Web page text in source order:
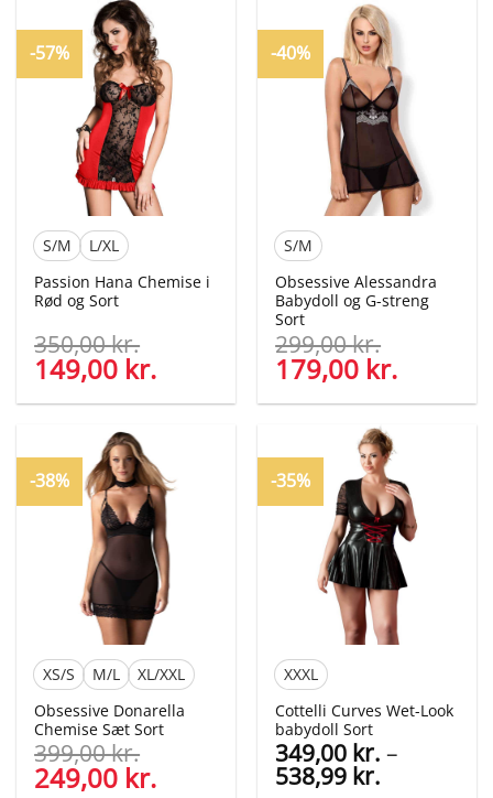
360,00 kr.. 149,00 kr.. 360,00 kr.. 169,00
-57%
S/M
L/XL
Passion Hana Chemise i
Rød og Sort
350,00kr.
Den
oprindelige
pris
350,00 kr..
149,00 kr.
aktuelle
pris
149,00 kr..
-40%
S/M
Obsessive Alessandra
Babydoll og G-streng
Sort
299,00kr.
Den
oprindelige
pris
299,00 kr..
179,00 kr.
aktuelle
pris
-38%
XS/S M/L
XL/XXL
Obsessive Donarella
Chemise Sæt Sort
399,00kr.
Den
249,00 kr.
-35%
XXXL
Cottelli Curves Wet-Look
babydoll Sort
349,00 kr. –
538,99 kr.